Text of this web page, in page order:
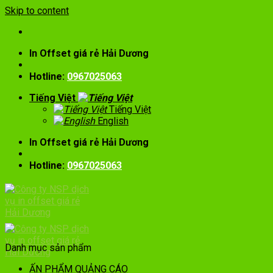
Skip to content
In Offset giá rẻ Hải Dương
Hotline: 0967025063
Tiếng Việt
Tiếng Việt
English
In Offset giá rẻ Hải Dương
Hotline: 0967025063
Danh mục sản phẩm
ẤN PHẨM QUẢNG CÁO